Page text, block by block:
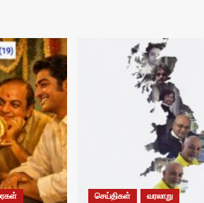
செய்திகள் வரலாறு